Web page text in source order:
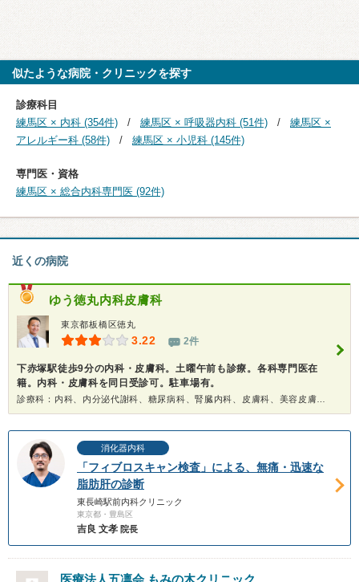
似たような病院・クリニックを探す
診療科目
練馬区 × 内科 (354件)
練馬区 × 呼吸器内科 (51件)
練馬区 ×
アレルギー科 (58件)
練馬区 × 小児科 (145件)
専門医・資格
練馬区 × 総合内科専門医 (92件)
近くの病院
ゆう徳丸内科皮膚科
東京都板橋区徳丸
3.22 2件
下赤塚駅徒歩9分の内科・皮膚科。土曜午前も診療。各科専門医在
籍。内科・皮膚科を同日受診可。駐車場有。
消化器内科
「フィブロスキャン検査」による、無痛・迅速な
脂肪肝の診断
東長崎駅前内科クリニック
東京都・豊島区
吉良 文孝 院長
医療法人五凛会 もみの木クリニック